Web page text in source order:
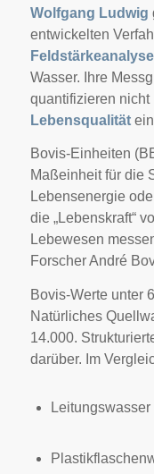
Wolfgang Ludwig
entwickelten
Wasser. Ihre
quantifizieren nicht
Lebensqualität
Bovis-Einheiten
Maßeinheit für die
Lebensenergie
die „Lebenskraft“
Lebewesen
Forscher André
Bovis-Werte unter
Natürliches
14.000.
darüber. Im